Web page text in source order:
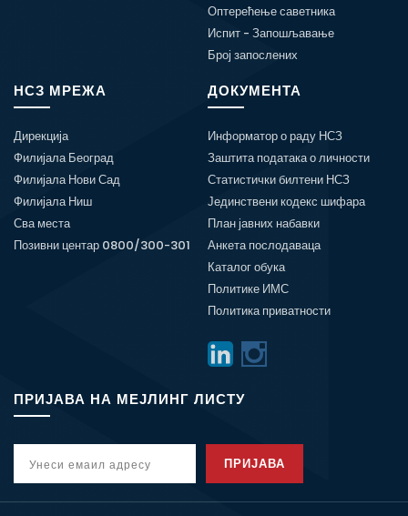
Оптерећење саветника
Испит - Запошљавање
Број запослених
НСЗ МРЕЖА
Дирекција
Филијала Београд
Филијала Нови Сад
Филијала Ниш
Сва места
Позивни центар 0800/300-301
ДОКУМЕНТА
Информатор о раду НСЗ
Заштита података о личности
Статистички билтени НСЗ
Јединствени кодекс шифара
План јавних набавки
Анкета послодаваца
Каталог обука
Политике ИМС
Политика приватности
ПРИЈАВА НА МЕЈЛИНГ ЛИСТУ
ПРИЈАВА